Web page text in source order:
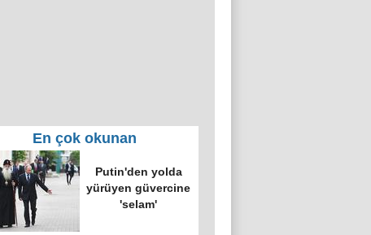
En çok okunan
Putin'den yolda
yürüyen güvercine
'selam'